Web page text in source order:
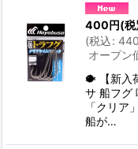
400円(税
(税込: 440
オープン
🐡 【新入
サ 船フグ
「クリア
船が…